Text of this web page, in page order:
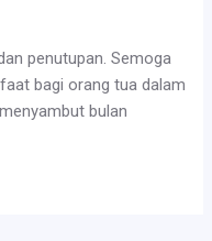
penutupan. Semoga
bagi orang tua dalam
bulan